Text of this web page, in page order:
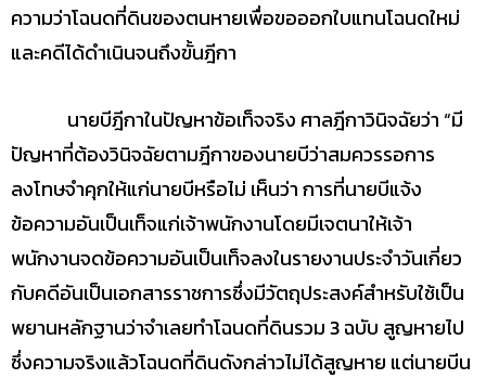
ความว่าโฉนดที่ดินของตนหายเพื่อขอออกใบแทนโฉนดใหม่
และคดีได้ดำเนินจนถึงขั้นฎีกา
นายบีฎีกาในปัญหาข้อเท็จจริง ศาลฎีกาวินิจฉัยว่า “มี
ปัญหาที่ต้องวินิจฉัยตามฎีกาของนายบีว่าสมควรรอการ
ลงโทษจำคุกให้แก่นายบีหรือไม่ เห็นว่า การที่นายบีแจ้ง
ข้อความอันเป็นเท็จแก่เจ้าพนักงานโดยมีเจตนาให้เจ้า
พนักงานจดข้อความอันเป็นเท็จลงในรายงานประจำวันเกี่ยว
กับคดีอันเป็นเอกสารราชการซึ่งมีวัตถุประสงค์สำหรับใช้เป็น
พยานหลักฐานว่าจำเลยทำโฉนดที่ดินรวม 3 ฉบับ สูญหายไป
ซึ่งความจริงแล้วโฉนดที่ดินดังกล่าวไม่ได้สูญหาย แต่นายบีน